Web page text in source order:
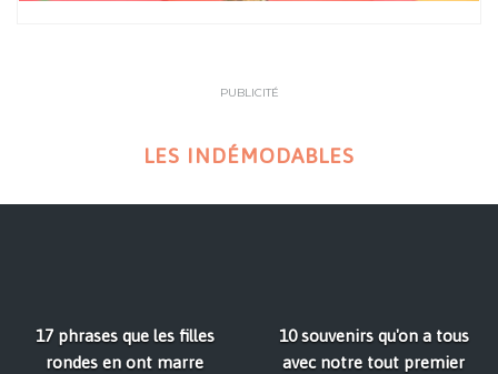
PUBLICITÉ
LES INDÉMODABLES
17 phrases que les filles
rondes en ont marre
10 souvenirs qu'on a tous
avec notre tout premier